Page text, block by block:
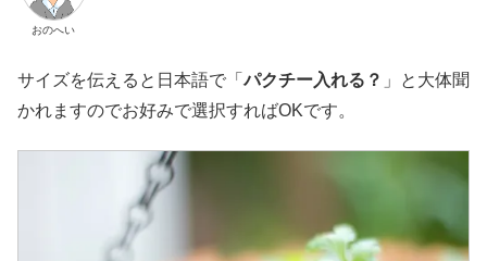
おのへい
サイズを伝えると日本語で「パクチー入れる？ 」と大体聞
かれますのでお好みで選択すればOKです。